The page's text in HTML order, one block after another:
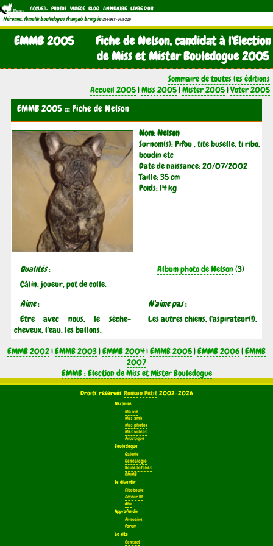
ACCUEIL PHOTOS VIDÉOS BLOG ANNUAIRE LIVRE D'OR
Néronne, femelle bouledogue français bringée (21/11/1997 - 04/11/2011)
EMMB 2005
Fiche de Nelson, candidat à l'Election
de Miss et Mister Bouledogue 2005
Sommaire de toutes les éditions
Accueil 2005|Miss 2005|Mister 2005|Voter 2005
EMMB 2005 ::: Fiche de Nelson
Nom: Nelson
Surnom(s): Pifou , tite buselle, ti ribo,
boudin etc
Date de naissance: 20/07/2002
Taille: 35 cm
Poids: 14 kg
Qualités:
Câlin, joueur, pot de colle.
Album photo de Nelson(3)
Aime:
Etre avec nous, le sèche-
cheveux, l'eau, les ballons.
N'aime pas:
Les autres chiens, l'aspirateur(!).
EMMB 2002|EMMB 2003|EMMB 2004|EMMB 2005|EMMB 2006|EMMB
2007
EMMB : Election de Miss et Mister Bouledogue
Droits réservés Romain Petit2002-2026
Néronne
Ma vie
Mes amis
Mes photos
Mes vidéos
Artistique
Bouledogue
Galerie
Généalogie
Bouledofolies
EMMB
Se divertir
Dicoboule
Acteur BF
Jeu
Approfondir
Annuaire
Forum
Le site
Contact